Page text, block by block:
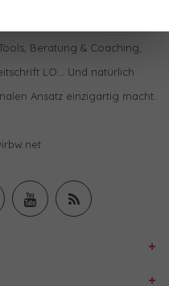
Beratung & Coaching,
LO… Und natürlich
Ansatz einzigartig macht.